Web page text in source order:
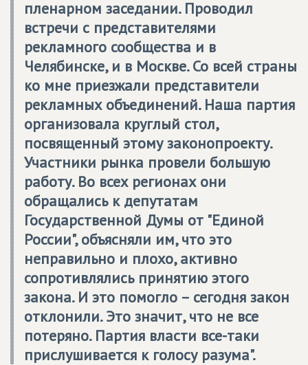
пленарном заседании. Проводил
встречи с представителями
рекламного сообщества и в
Челябинске, и в Москве. Со всей страны
ко мне приезжали представители
рекламных объединений. Наша партия
организовала круглый стол,
посвященный этому законопроекту.
Участники рынка провели большую
работу. Во всех регионах они
обращались к депутатам
Государственной Думы от "Единой
России", объясняли им, что это
неправильно и плохо, активно
сопротивлялись принятию этого
закона. И это помогло – сегодня закон
отклонили. Это значит, что не все
потеряно. Партия власти все-таки
прислушивается к голосу разума".